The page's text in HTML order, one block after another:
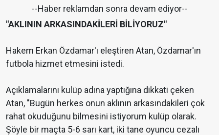
--Haber reklamdan sonra devam ediyor--
"AKLININ ARKASINDAKİLERİ BİLİYORUZ"
Hakem Erkan Özdamar'ı eleştiren Atan, Özdamar'ın
futbola hizmet etmesini istedi.
Açıklamalarını kulüp adına yaptığına dikkati çeken
Atan, "Bugün herkes onun aklının arkasındakileri çok
rahat okuduğunu bilmesini istiyorum kulüp olarak.
Şöyle bir maçta 5-6 sarı kart, iki tane oyuncu cezalı